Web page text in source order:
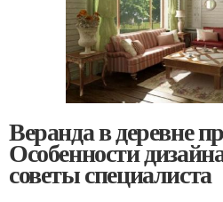
Веранда в деревне
Особенности
советы специалиста